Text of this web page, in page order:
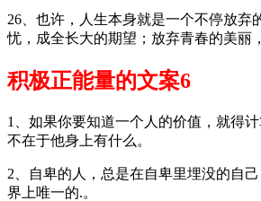
26、也许，人生本身就是一个不停放弃
忧，成全长大的期望；放弃青春的美丽
积极正能量的文案6
1、如果你要知道一个人的价值，就得
不在于他身上有什么。
2、自卑的人，总是在自卑里埋没的自
界上唯一的.。